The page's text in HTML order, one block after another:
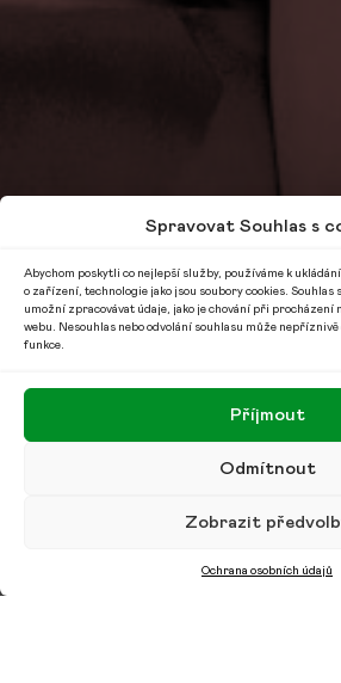
Spravovat Souhlas s
Abychom poskytli co nejlepší služby, používáme k
o zařízení, technologie jako jsou soubory cookies. Souhlas
umožní zpracovávat údaje, jako je chování při procházení
webu. Nesouhlas nebo odvolání souhlasu může
funkce.
Příjmout
Odmítnout
Zobrazit
Ochrana osobních údajů